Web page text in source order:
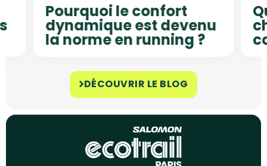
Pourquoi le confort
dynamique est devenu
la norme en running ?
DÉCOUVRIR LE BLOG